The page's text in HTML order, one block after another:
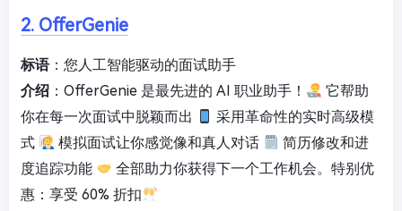
2. OfferGenie
标语：您人工智能驱动的面试助手
介绍 ：OfferGenie 是最先进的 AI 职业助手！
它帮助
你在每一次面试中脱颖而出
采用革命性的实时高级模
式
模拟面试让你感觉像和真人对话
简历修改和进
度追踪功能
全部助力你获得下一个工作机会。特别优
惠：享受 60% 折扣